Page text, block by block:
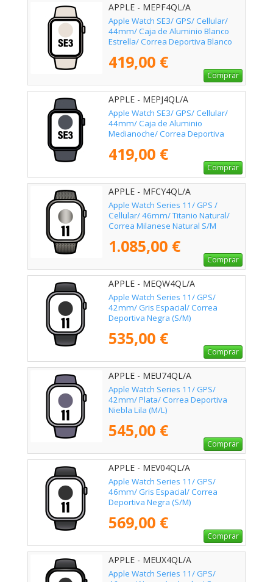
APPLE - MEPF4QL/A
Apple Watch SE3/ GPS/ Cellular/
44mm/ Caja de Aluminio Blanco
Estrella/ Correa Deportiva Blanco
419,00 €
Comprar
APPLE - MEPJ4QL/A
Apple Watch SE3/ GPS/ Cellular/
44mm/ Caja de Aluminio
Medianoche/ Correa Deportiva
419,00 €
Comprar
APPLE - MFCY4QL/A
Apple Watch Series 11/ GPS /
Cellular/ 46mm/ Titanio Natural/
Correa Milanese Natural S/M
1.085,00 €
Comprar
APPLE - MEQW4QL/A
Apple Watch Series 11/ GPS/
42mm/ Gris Espacial/ Correa
Deportiva Negra (S/M)
535,00 €
Comprar
APPLE - MEU74QL/A
Apple Watch Series 11/ GPS/
42mm/ Plata/ Correa Deportiva
Niebla Lila (M/L)
545,00 €
Comprar
APPLE - MEV04QL/A
Apple Watch Series 11/ GPS/
46mm/ Gris Espacial/ Correa
Deportiva Negra (S/M)
569,00 €
Comprar
APPLE - MEUX4QL/A
Apple Watch Series 11/ GPS/